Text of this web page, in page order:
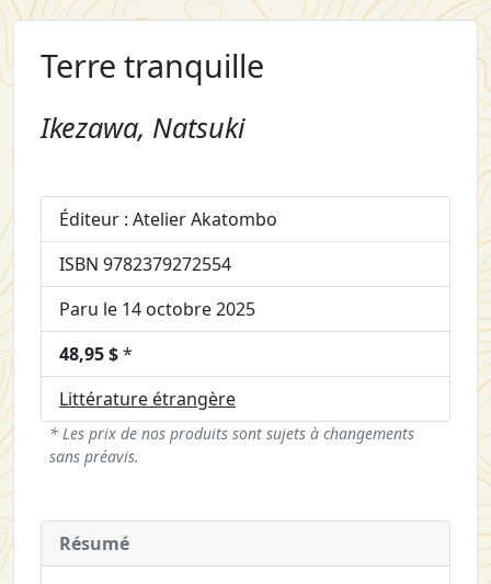
Terre tranquille
Ikezawa, Natsuki
Éditeur : Atelier Akatombo
ISBN 9782379272554
Paru le 14 octobre 2025
48,95 $*
Littérature étrangère
* Les prix de nos produits sont sujets à changements
sans préavis.
Résumé